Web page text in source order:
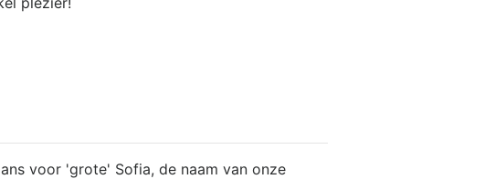
voor 'grote' Sofia, de naam van onze